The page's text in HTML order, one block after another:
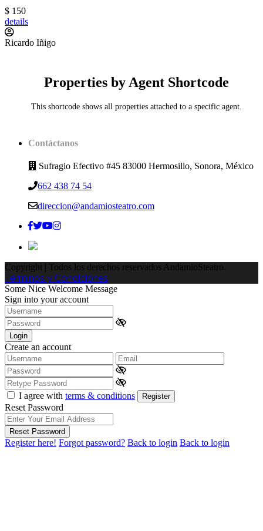
$ 150
details
Ricardo Iñigo
Properties by Agent Shortcode
This shortcode shows all properties attached to a specific agent.
Contáctanos
Sufragio Efectivo #45 83000 Hermosillo, Sonora, México
662 438 74 54
direccion@andamiosteatro.com
Copyright | Todos los derechos reservados AndamioSteatro.
Términos y Condiciones
Some Nice Welcome Message
Sign into your account
Login
Create an account
I agree with terms & conditions Register
Reset Password
Reset Password
Register here! Forgot password? Back to login Back to login